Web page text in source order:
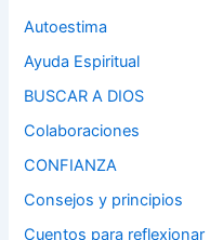
Autoestima
Ayuda Espiritual
BUSCAR A DIOS
Colaboraciones
CONFIANZA
Consejos y principios
Cuentos para reflexionar